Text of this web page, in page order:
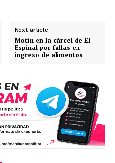
Next article
Motín en la cárcel de El
Espinal por fallas en
ingreso de alimentos